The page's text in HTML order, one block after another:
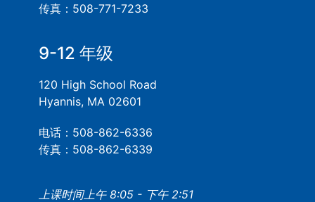
传真：508-771-7233
9-12 年级
120 High School Road
Hyannis, MA 02601
电话：508-862-6336
传真：508-862-6339
上课时间上午 8:05 - 下午 2:51